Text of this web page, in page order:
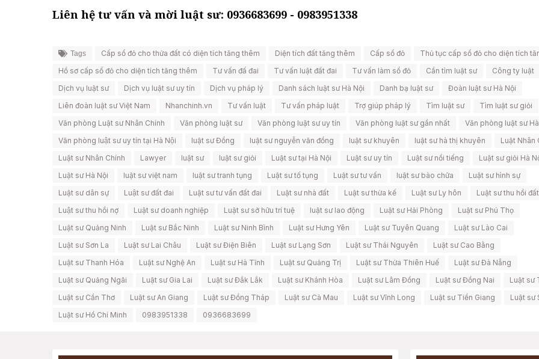
Liên hệ tư vấn và mời luật sư: 0936683699 - 0983951338
Tags Cấp sổ đỏ cho thửa đất có diện tích tăng thêm Diện tích đất tăng thêm Cấp sổ đỏ
Thủ tục cấp sổ đỏ cho diện tích
Hồ sơ cấp sổ đỏ cho diện tích tăng thêm
Tư vấn đấ đai Tư vấn luật đất đai Tư vấn làm sổ đỏ Cần tìm luật sư
Công ty luật
Dịch vụ luật sư
Dịch vụ luật sư uy tín Dịch vụ pháp lý Danh sách luật sư Hà Nội Danh bạ luật sư
Đoàn luật sư Hà Nội
Liên đoàn luật sư Việt Nam
Nhanchinh.vn Tư vấn luật Tư vấn pháp luật Trợ giúp pháp lý Tìm luật sư
Tìm luật sư giỏi
Văn phòng Luật sư Nhân Chính
Văn phòng luật sư Văn phòng luật sư uy tín Văn phòng luật sư gần nhất
Văn phòng luật sư
Văn phòng luật sư uy tín tại Hà Nội
luật sư Đồng luật sư nguyễn văn đồng luật sư khuyên luật sư hà thị khuyên
Luật Nhân
Luật sư Nhân Chính
Lawyer luật sư luật sư giỏi Luật sư tại Hà Nội Luật sư uy tín Luật sư nổi tiếng
Luật sư giỏi Hà
Luật sư Hà Nội
luật sư việt nam luật sư tranh tụng Luật sư tố tụng Luật sư tư vấn luật sư bào chữa
Luật sư hình sự
Luật sư dân sự
Luật sư đất đai Luật sư tư vấn đất đai Luật sư nhà đất Luật sư thừa kế Luật sư Ly hôn
Luật sư thu hồi đất
Luật sư thu hồi nợ
Luật sư doanh nghiệp Luật sư sở hữu trí tuệ luật sư lao động Luật sư Hải Phòng
Luật sư Phú Thọ
Luật sư Quảng Ninh
Luật sư Bắc Ninh Luật sư Ninh Bình Luật sư Hưng Yên Luật sư Tuyên Quang
Luật sư Lào Cai
Luật sư Sơn La
Luật sư Lai Châu Luật sư Điện Biên Luật sư Lạng Sơn Luật sư Thái Nguyên
Luật sư Cao Bằng
Luật sư Thanh Hóa
Luật sư Nghệ An Luật sư Hà Tĩnh Luật sư Quảng Trị Luật sư Thừa Thiên Huế
Luật sư Đà Nẵng
Luật sư Quảng Ngãi
Luật sư Gia Lai Luật sư Đắk Lắk Luật sư Khánh Hòa Luật sư Lâm Đồng Luật sư Đồng Nai
Luật sư
Luật sư Cần Thơ
Luật sư An Giang Luật sư Đồng Tháp Luật sư Cà Mau Luật sư Vĩnh Long Luật sư Tiền Giang
Luật sư
Luật sư Hồ Chí Minh
0983951338 0936683699